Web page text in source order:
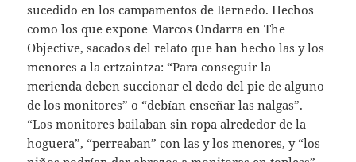
sucedido en los campamentos de Bernedo. Hechos
como los que expone Marcos Ondarra en The
Objective, sacados del relato que han hecho las y los
menores a la ertzaintza: “Para conseguir la
merienda deben succionar el dedo del pie de alguno
de los monitores” o “debían enseñar las nalgas”.
“Los monitores bailaban sin ropa alrededor de la
hoguera”, “perreaban” con las y los menores, y “los